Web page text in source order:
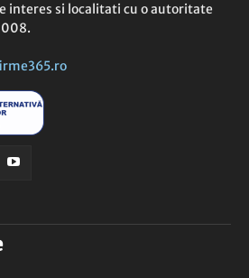
interes si localitati cu o autoritate